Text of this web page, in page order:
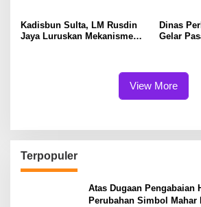
Kadisbun Sulta, LM Rusdin
Jaya Luruskan Mekanisme
Dinas
Gelar
View More
Terpopuler
Atas Dugaan Pengabaian
Perubahan Simbol Mahar